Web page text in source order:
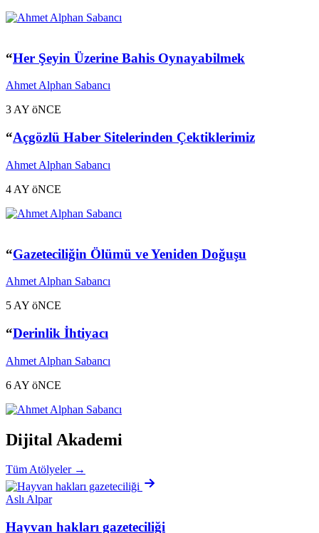
“Her Şeyin Üzerine Bahis Oynayabilmek
Ahmet Alphan Sabancı
3 AY öNCE
“Açgözlü Haber Sitelerinden Çektiklerimiz
Ahmet Alphan Sabancı
4 AY öNCE
“Gazeteciliğin Ölümü ve Yeniden Doğuşu
Ahmet Alphan Sabancı
5 AY öNCE
“Derinlik İhtiyacı
Ahmet Alphan Sabancı
6 AY öNCE
Dijital Akademi
Tüm Atölyeler →
Aslı Alpar
Hayvan hakları gazeteciliği